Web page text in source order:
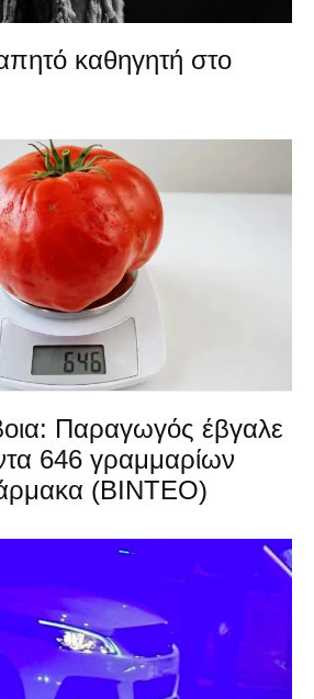
καθηγητή στο
Παραγωγός έβγαλε
646 γραμμαρίων
(ΒΙΝΤΕΟ)